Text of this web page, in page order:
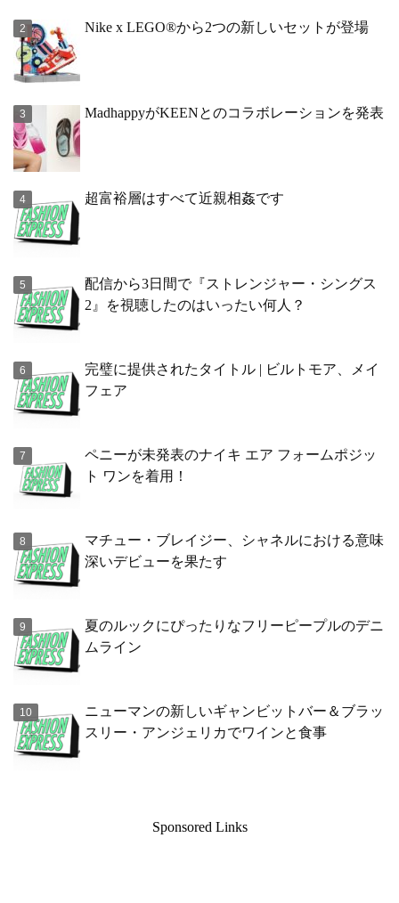
Nike x LEGO®から2つの新しいセットが登場
MadhappyがKEENとのコラボレーションを発表
超富裕層はすべて近親相姦です
配信から3日間で『ストレンジャー・シングス
2』を視聴したのはいったい何人？
完璧に提供されたタイトル | ビルトモア、メイ
フェア
ペニーが未発表のナイキ エア フォームポジッ
ト ワンを着用！
マチュー・ブレイジー、シャネルにおける意味
深いデビューを果たす
夏のルックにぴったりなフリーピープルのデニ
ムライン
ニューマンの新しいギャンビットバー＆ブラッ
スリー・アンジェリカでワインと食事
Sponsored Links